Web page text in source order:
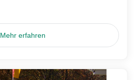
Mehr erfahren